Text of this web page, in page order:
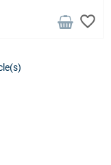
favorite_border